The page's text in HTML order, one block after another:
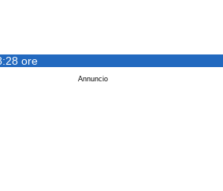
ore
Annuncio